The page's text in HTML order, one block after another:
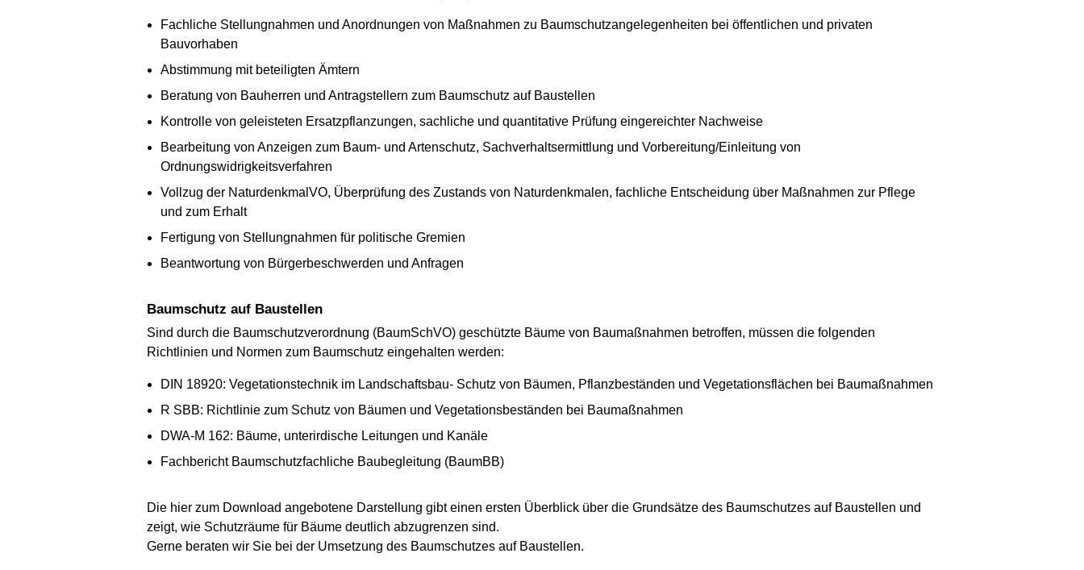
Fachliche Stellungnahmen und Anordnungen von Maßnahmen zu Baumschutzangelegenheiten bei öffentlichen und privaten
Bauvorhaben
Abstimmung mit beteiligten Ämtern
Beratung von Bauherren und Antragstellern zum Baumschutz auf Baustellen
Kontrolle von geleisteten Ersatzpflanzungen, sachliche und quantitative Prüfung eingereichter Nachweise
Bearbeitung von Anzeigen zum Baum- und Artenschutz, Sachverhaltsermittlung und Vorbereitung/Einleitung von
Ordnungswidrigkeitsverfahren
Vollzug der NaturdenkmalVO, Überprüfung des Zustands von Naturdenkmalen, fachliche Entscheidung über Maßnahmen zur Pflege
und zum Erhalt
Fertigung von Stellungnahmen für politische Gremien
Beantwortung von Bürgerbeschwerden und Anfragen
Baumschutz auf Baustellen
Sind durch die Baumschutzverordnung (BaumSchVO) geschützte Bäume von Baumaßnahmen betroffen, müssen die folgenden
Richtlinien und Normen zum Baumschutz eingehalten werden:
DIN 18920: Vegetationstechnik im Landschaftsbau- Schutz von Bäumen, Pflanzbeständen und Vegetationsflächen bei Baumaßnahmen
R SBB: Richtlinie zum Schutz von Bäumen und Vegetationsbeständen bei Baumaßnahmen
DWA-M 162: Bäume, unterirdische Leitungen und Kanäle
Fachbericht Baumschutzfachliche Baubegleitung (BaumBB)
Die hier zum Download angebotene Darstellung gibt einen ersten Überblick über die Grundsätze des Baumschutzes auf Baustellen und
zeigt, wie Schutzräume für Bäume deutlich abzugrenzen sind.
Gerne beraten wir Sie bei der Umsetzung des Baumschutzes auf Baustellen.